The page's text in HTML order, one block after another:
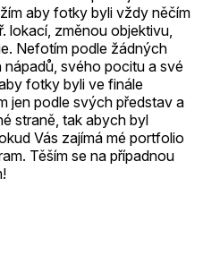
aby fotky byli vždy něčím
lokací, změnou objektivu,
Nefotím podle žádných
svého pocitu a své
fotky byli ve finále
jen podle svých představ a
straně, tak abych byl
Vás zajímá mé portfolio
Těším se na případnou